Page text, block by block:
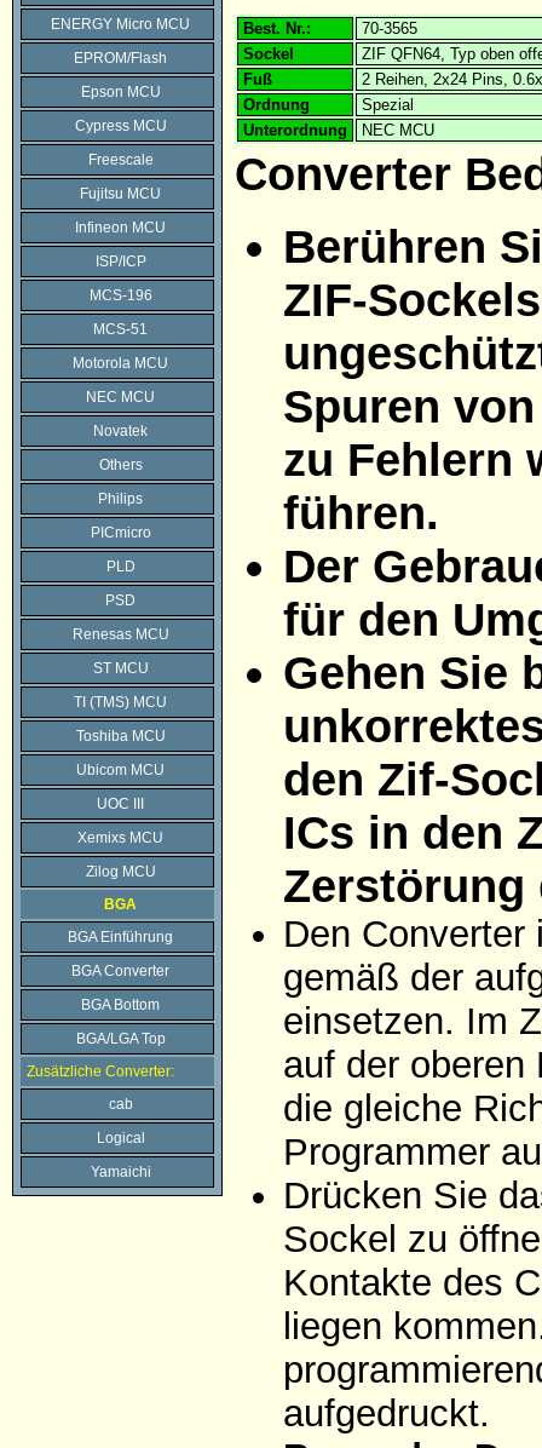
ENERGY Micro MCU
EPROM/Flash
Epson MCU
Cypress MCU
Freescale
Fujitsu MCU
Infineon MCU
ISP/ICP
MCS-196
MCS-51
Motorola MCU
NEC MCU
Novatek
Others
Philips
PICmicro
PLD
PSD
Renesas MCU
ST MCU
TI (TMS) MCU
Toshiba MCU
Ubicom MCU
UOC III
Xemixs MCU
Zilog MCU
BGA
BGA Einführung
BGA Converter
BGA Bottom
BGA/LGA Top
Zusätzliche Converter:
cab
Logical
Yamaichi
Best. Nr.:
70-3565
Sockel
ZIF QFN64, Typ oben
Fuß
2 Reihen, 2x24 Pins,
Ordnung
Spezial
Unterordnung
NEC MCU
Converter
Berühren
ZIF-
Spuren
zu Fehlern
führen.
Der
für den
Gehen Sie
den Zif-
ICs in den
Zerstörung
Den
gemäß der
einsetzen. Im
auf der
die gleiche
Programmer
Drücken Sie
Sockel zu
Kontakte des
liegen
aufgedruckt.